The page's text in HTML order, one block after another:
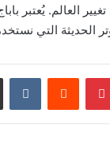
العالم. يُعتبر
التي
بينتيريست